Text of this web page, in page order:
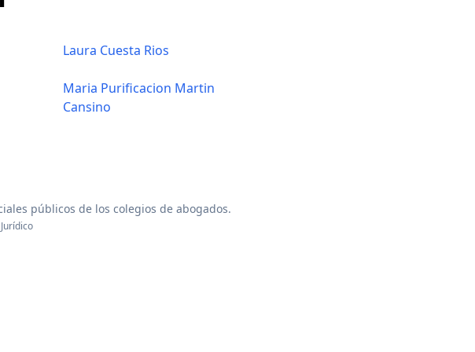
Laura Cuesta Rios
Maria Purificacion Martin
Cansino
públicos de los colegios de abogados.